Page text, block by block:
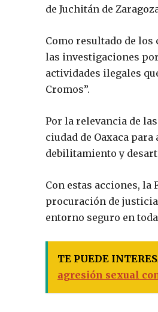
de Juchitán de
Como resultado de
las investigaciones
actividades ilegales
Cromos”.
Por la relevancia de
ciudad de Oaxaca
debilitamiento y
Con estas acciones,
procuración de
entorno seguro en
TE PUEDE
agresión sexual